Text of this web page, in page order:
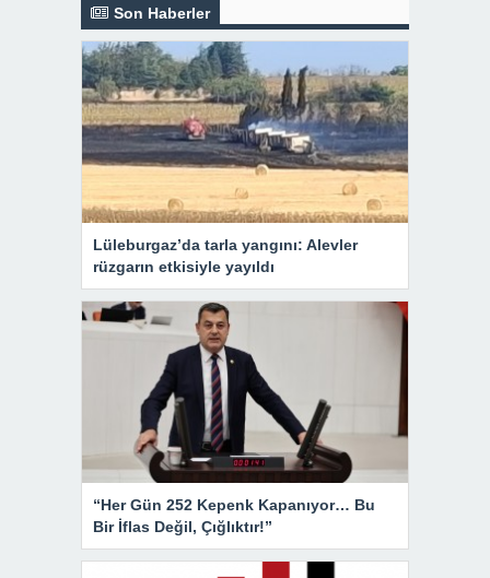
Son Haberler
Lüleburgaz’da tarla yangını: Alevler
rüzgarın etkisiyle yayıldı
“Her Gün 252 Kepenk Kapanıyor… Bu
Bir İflas Değil, Çığlıktır!”